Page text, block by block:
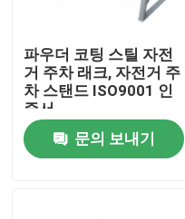
품질 관리
저희와 연락
파우더 코팅 스틸 자전
거 주차 래크, 자전거 주
차 스탠드 ISO9001 인
증서
문의 보내기